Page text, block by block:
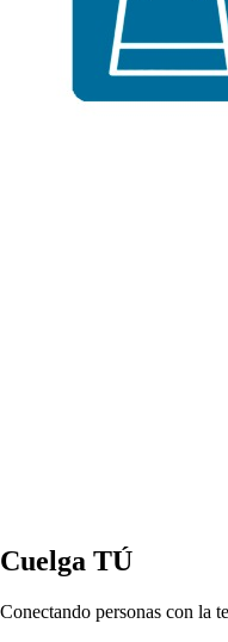
Cuelga TÚ
Conectando personas con la